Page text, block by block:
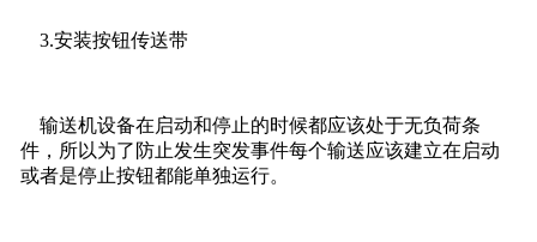
3.安装按钮传送带
输送机设备在启动和停止的时候都应该处于无负荷条
件，所以为了防止发生突发事件每个输送应该建立在启动
或者是停止按钮都能单独运行。